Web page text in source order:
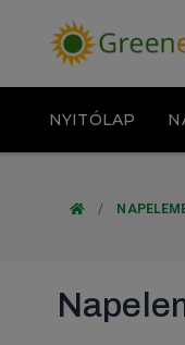
NYITÓLAP
/